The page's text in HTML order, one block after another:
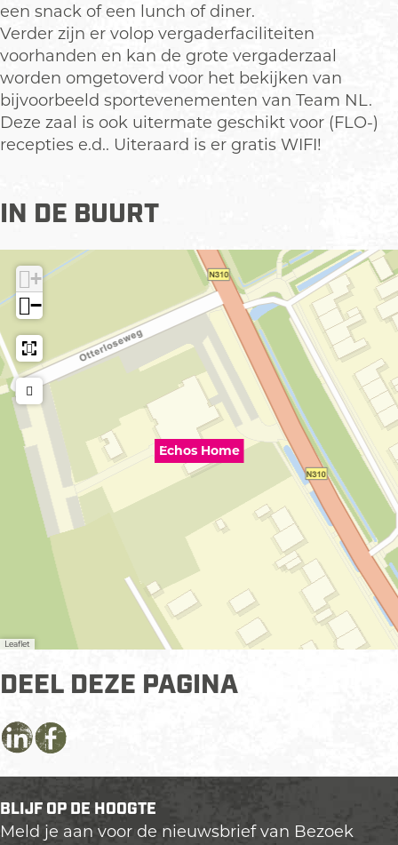
een snack of een lunch of diner.
Verder zijn er volop vergaderfaciliteiten
voorhanden en kan de grote vergaderzaal
worden omgetoverd voor het bekijken van
bijvoorbeeld sportevenementen van Team NL.
Deze zaal is ook uitermate geschikt voor (FLO-)
recepties e.d.. Uiteraard is er gratis WIFI!
IN DE BUURT
Echos Home
+
−
Leaflet
DEEL DEZE PAGINA
D
l
d
D
l
d
l
d
BLIJF OP DE HOOGTE
Meld je aan voor de nieuwsbrief van Bezoek